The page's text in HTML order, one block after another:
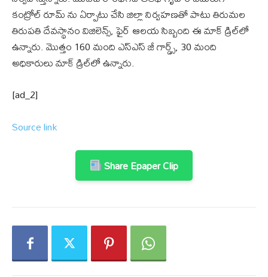
కంట్రోల్ రూమ్ ను ఏర్పాటు చేసి జిల్లా నిర్వహణతో పాటు తిరుమల
తిరుపతి దేవస్థానం విజిలెన్స్, ఫైర్ ఆలయ సిబ్బంది ఈ మాక్ డ్రిల్‌లో
ఉన్నారు. మొత్తం 160 మంది ఎస్ఎస్ జీ గార్డ్స్, 30 మంది
అధికారులు మాక్ డ్రిల్‌లో ఉన్నారు.
[ad_2]
Source link
Share Epaper Clip